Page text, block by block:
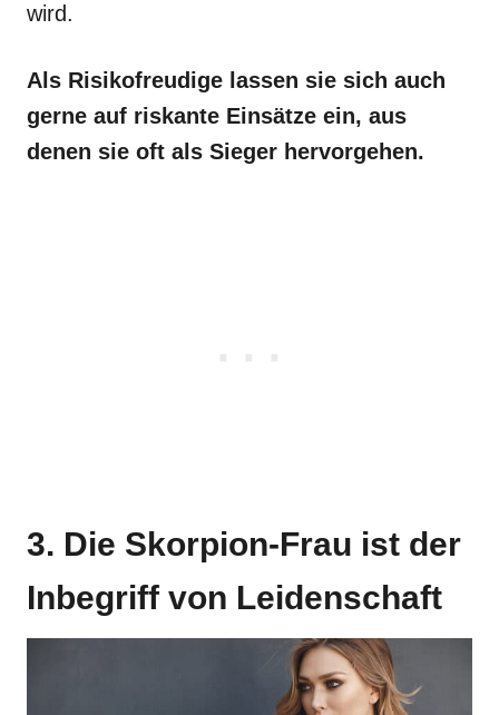
wird.
Als Risikofreudige lassen sie sich auch
gerne auf riskante Einsätze ein, aus
denen sie oft als Sieger hervorgehen.
3. Die Skorpion-Frau ist der
Inbegriff von Leidenschaft